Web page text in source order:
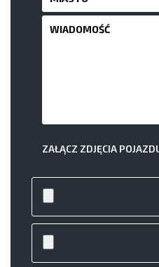
ZAŁĄCZ ZDJĘCIA